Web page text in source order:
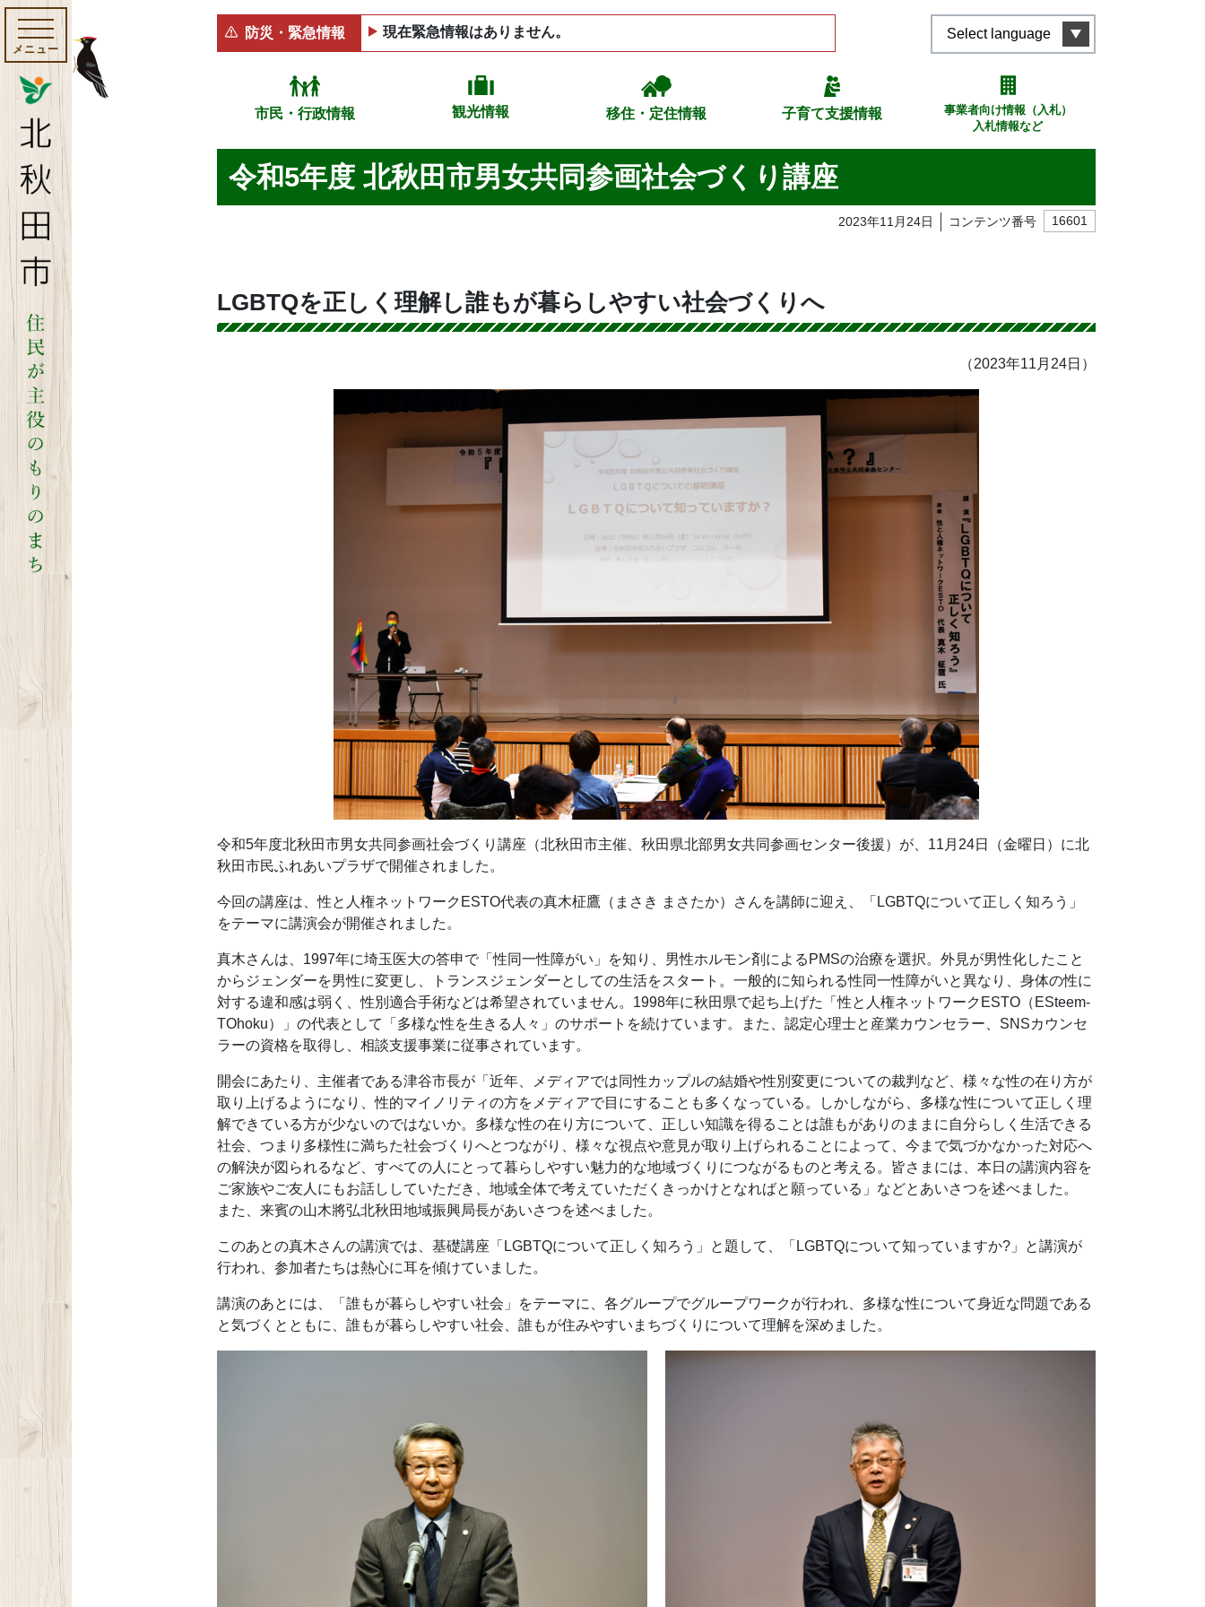
メニュー
防災・緊急情報 現在緊急情報はありません。 Select language
市民・行政情報 観光情報 移住・定住情報 子育て支援情報
事業者向け情報（入札）
入札情報など
令和5年度 北秋田市男女共同参画社会づくり講座
2023年11月24日 コンテンツ番号 16601
LGBTQを正しく理解し誰もが暮らしやすい社会づくりへ
（2023年11月24日）
令和5年度北秋田市男女共同参画社会づくり講座（北秋田市主催、秋田県北部男女共同参画センター後援）が、11月24日（金曜日）に北
秋田市民ふれあいプラザで開催されました。
今回の講座は、性と人権ネットワークESTO代表の真木柾鷹（まさき まさたか）さんを講師に迎え、「LGBTQについて正しく知ろう」
をテーマに講演会が開催されました。
真木さんは、1997年に埼玉医大の答申で「性同一性障がい」を知り、男性ホルモン剤によるPMSの治療を選択。外見が男性化したこと
からジェンダーを男性に変更し、トランスジェンダーとしての生活をスタート。一般的に知られる性同一性障がいと異なり、身体の性に
対する違和感は弱く、性別適合手術などは希望されていません。1998年に秋田県で起ち上げた「性と人権ネットワークESTO（ESteem-
TOhoku）」の代表として「多様な性を生きる人々」のサポートを続けています。また、認定心理士と産業カウンセラー、SNSカウンセ
ラーの資格を取得し、相談支援事業に従事されています。
開会にあたり、主催者である津谷市長が「近年、メディアでは同性カップルの結婚や性別変更についての裁判など、様々な性の在り方が
取り上げるようになり、性的マイノリティの方をメディアで目にすることも多くなっている。しかしながら、多様な性について正しく理
解できている方が少ないのではないか。多様な性の在り方について、正しい知識を得ることは誰もがありのままに自分らしく生活できる
社会、つまり多様性に満ちた社会づくりへとつながり、様々な視点や意見が取り上げられることによって、今まで気づかなかった対応へ
の解決が図られるなど、すべての人にとって暮らしやすい魅力的な地域づくりにつながるものと考える。皆さまには、本日の講演内容を
ご家族やご友人にもお話ししていただき、地域全体で考えていただくきっかけとなればと願っている」などとあいさつを述べました。
また、来賓の山木將弘北秋田地域振興局長があいさつを述べました。
このあとの真木さんの講演では、基礎講座「LGBTQについて正しく知ろう」と題して、「LGBTQについて知っていますか?」と講演が
行われ、参加者たちは熱心に耳を傾けていました。
講演のあとには、「誰もが暮らしやすい社会」をテーマに、各グループでグループワークが行われ、多様な性について身近な問題である
と気づくとともに、誰もが暮らしやすい社会、誰もが住みやすいまちづくりについて理解を深めました。